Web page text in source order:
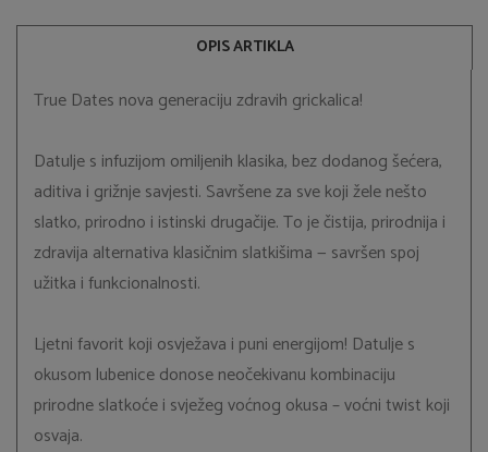
OPIS ARTIKLA
True Dates nova generaciju zdravih grickalica!
Datulje s infuzijom omiljenih klasika, bez dodanog šećera,
aditiva i grižnje savjesti. Savršene za sve koji žele nešto
slatko, prirodno i istinski drugačije. To je čistija, prirodnija i
zdravija alternativa klasičnim slatkišima — savršen spoj
užitka i funkcionalnosti.
Ljetni favorit koji osvježava i puni energijom! Datulje s
okusom lubenice donose neočekivanu kombinaciju
prirodne slatkoće i svježeg voćnog okusa – voćni twist koji
osvaja.